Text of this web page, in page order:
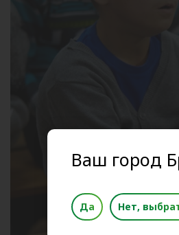
Ваш город
Да Нет,